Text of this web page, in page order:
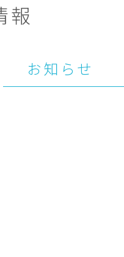
報
お知らせ